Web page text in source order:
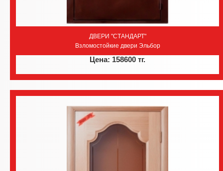
ДВЕРИ "СТАНДАРТ"
Взломостойкие двери Эльбор
Цена: 158600 тг.